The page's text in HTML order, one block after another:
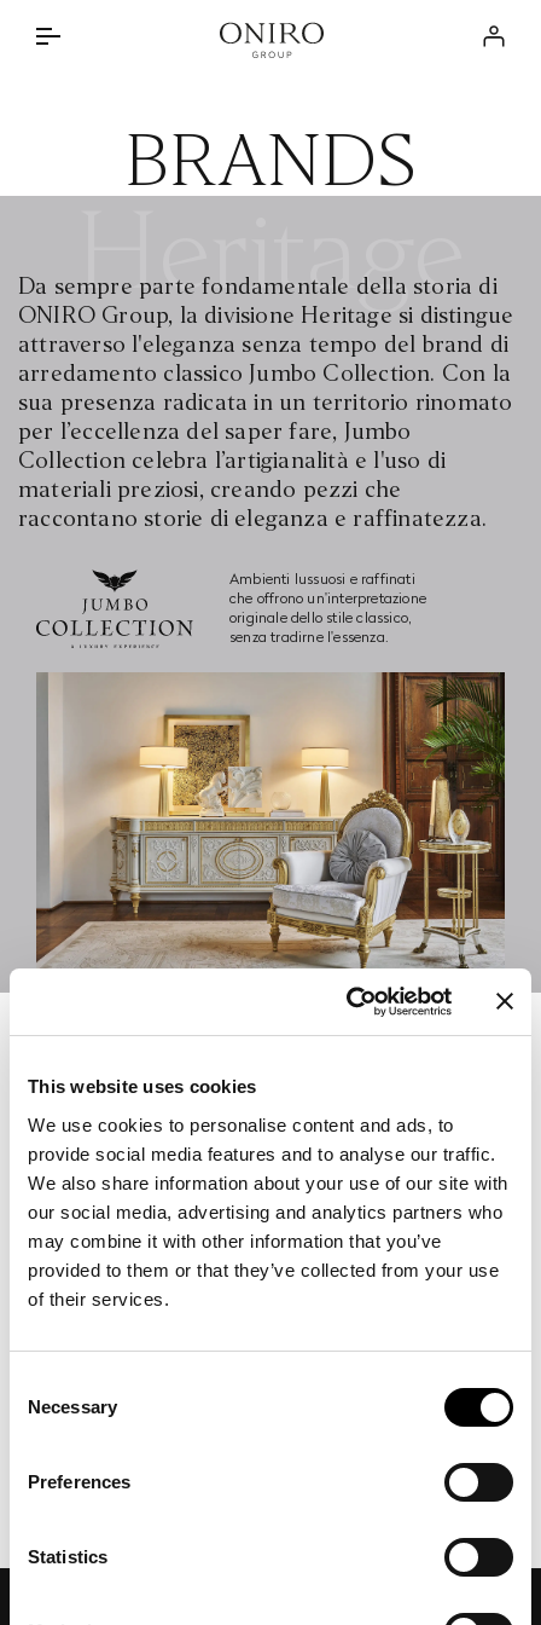
This website uses cookies
We use cookies to personalise content and ads, to
provide social media features and to analyse our traffic.
We also share information about your use of our site with
our social media, advertising and analytics partners who
may combine it with other information that you’ve
provided to them or that they’ve collected from your use
of their services.
Selection
Necessary
Preferences
Statistics
Log in
BRANDS
IL METODO
SPECIAL PARTNERSHIPS
PRIVATE RESIDENCES
CONTATTI
IT
BRANDS
Heritage
Da sempre parte fondamentale della storia di
ONIRO Group, la divisione Heritage si distingue
attraverso l'eleganza senza tempo del brand di
arredamento classico Jumbo Collection. Con la
sua presenza radicata in un territorio rinomato
per l’eccellenza del saper fare, Jumbo
Collection celebra l’artigianalità e l'uso di
materiali preziosi, creando pezzi che
raccontano storie di eleganza e raffinatezza.
Jumbo CollectionAmbienti lussuosi e raffinati
che offrono un'interpretazione
originale dello stile classico,
senza tradirne l'essenza.
Signature
La divisione Signature rappresenta la
comprovata expertise di ONIRO Group nel
siglare collaborazioni uniche con marchi
iconici. Attraverso partnership accuratamente
selezionate con brand di fama internazionale
nel campo della moda e del lusso, il Gruppo
offre soluzioni d'arredo che celebrano qualità,
innovazione e uno stile inconfondibile.